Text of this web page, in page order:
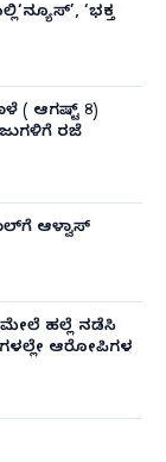
‘ಭಕ್ತ
( ಆಗಷ್ಟ್ 8)
ರಜೆ
ಆಳ್ವಾಸ್
ಹಲ್ಲೆ ನಡೆಸಿ
ಆರೋಪಿಗಳ